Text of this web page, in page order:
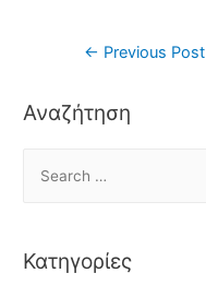
← Previous Post
Αναζήτηση
Κατηγορίες